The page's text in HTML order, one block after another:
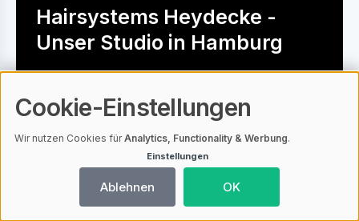
Hairsystems Heydecke -
Unser Studio in Hamburg
Als Spezialisten für Haarersatz für
Frauen und Männer sind wir
Hoffnung. Viele Kunden kommen erst
nach langer Suche und einigen
Experimenten zu uns. Wo Haarwuchs-
Cookie-Einstellungen
Wir nutzen Cookies fürAnalytics, Functionality & Werbung.
Einstellungen
Ablehnen OK